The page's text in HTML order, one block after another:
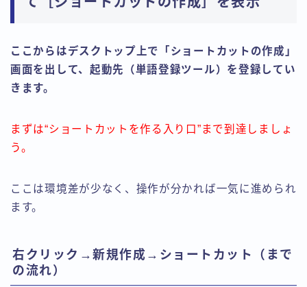
ここからはデスクトップ上で「ショートカットの作成」
画面を出して、起動先（単語登録ツール）を登録してい
きます。
まずは“ショートカットを作る入り口”まで到達しましょ
う。
ここは環境差が少なく、操作が分かれば一気に進められ
ます。
右クリック→新規作成→ショートカット（まで
の流れ）